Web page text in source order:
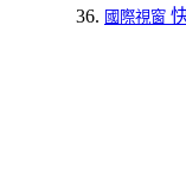
國際視窗